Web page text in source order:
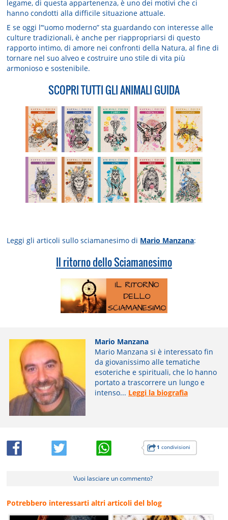
legame, di questa appartenenza, è uno dei motivi che ci
hanno condotti alla difficile situazione attuale.
E se oggi l’“uomo moderno” sta guardando con interesse alle
culture tradizionali, è anche per riappropriarsi di questo
rapporto intimo, di amore nei confronti della Natura, al fine di
tornare nel suo alveo e costruire uno stile di vita più
armonioso e sostenibile.
SCOPRI TUTTI GLI ANIMALI GUIDA
Leggi gli articoli sullo sciamanesimo di Mario Manzana:
Il ritorno dello Sciamanesimo
Mario Manzana
Mario Manzana si è interessato fin
da giovanissimo alle tematiche
esoteriche e spirituali, che lo hanno
portato a trascorrere un lungo e
intenso... Leggi la biografia
1 condivisioni
Vuoi lasciare un commento?
Potrebbero interessarti altri articoli del blog